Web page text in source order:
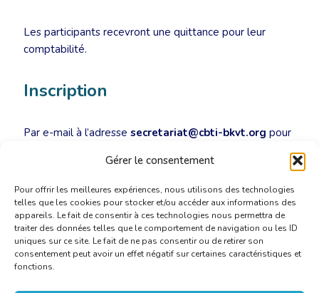
Gérer le consentement
Pour offrir les meilleures expériences, nous utilisons des technologies
telles que les cookies pour stocker et/ou accéder aux informations des
appareils. Le fait de consentir à ces technologies nous permettra de
traiter des données telles que le comportement de navigation ou les ID
uniques sur ce site. Le fait de ne pas consentir ou de retirer son
consentement peut avoir un effet négatif sur certaines caractéristiques et
fonctions.
Les participants recevront une quittance pour leur
comptabilité.
Inscription
Par e-mail à l’adresse secretariat@cbti-bkvt.org pour